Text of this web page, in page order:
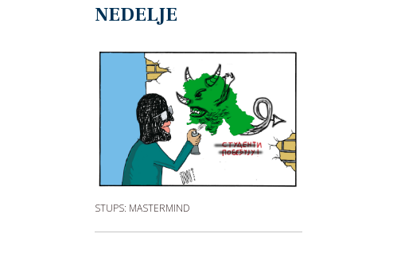
NEDELJE
STUPS: MASTERMIND